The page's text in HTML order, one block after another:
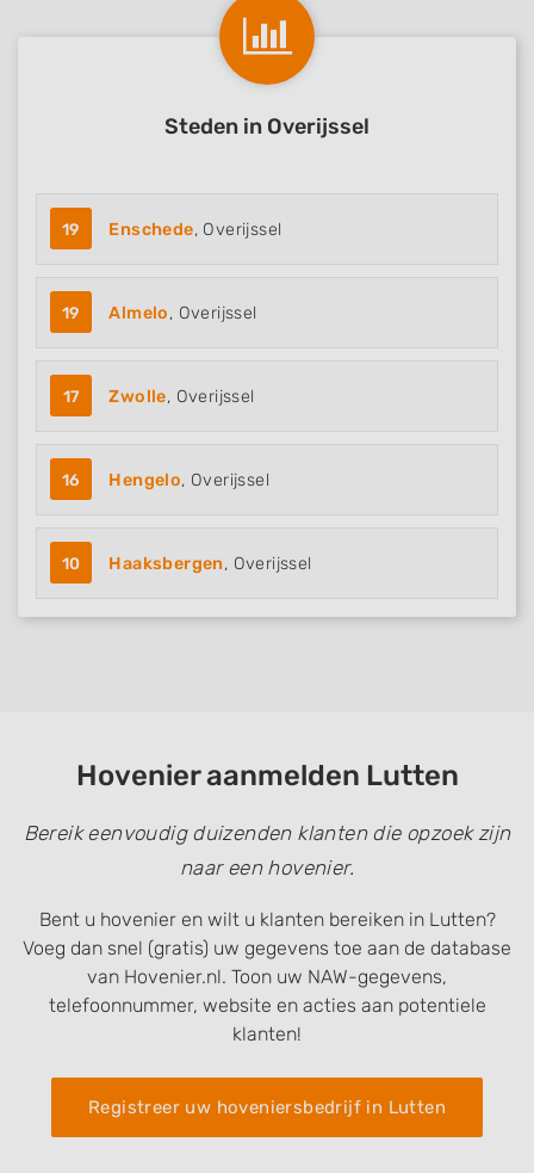
Steden in Overijssel
19 Enschede, Overijssel
19 Almelo, Overijssel
17 Zwolle, Overijssel
16 Hengelo, Overijssel
10 Haaksbergen, Overijssel
Hovenier aanmelden Lutten
Bereik eenvoudig duizenden klanten die opzoek zijn
naar een hovenier.
Bent u hovenier en wilt u klanten bereiken in Lutten?
Voeg dan snel (gratis) uw gegevens toe aan de database
van Hovenier.nl. Toon uw NAW-gegevens,
telefoonnummer, website en acties aan potentiele
klanten!
Registreer uw hoveniersbedrijf in Lutten